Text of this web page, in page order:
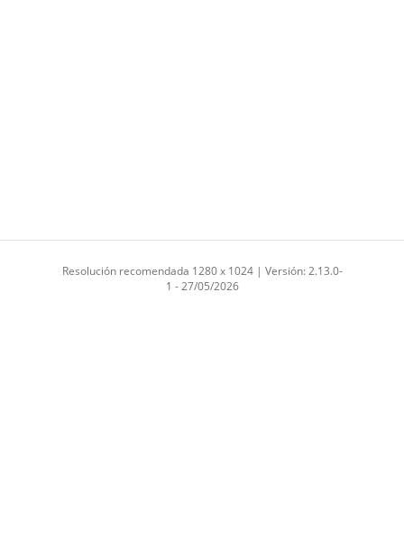
Resolución recomendada 1280 x 1024 | Versión: 2.13.0-
1 - 27/05/2026